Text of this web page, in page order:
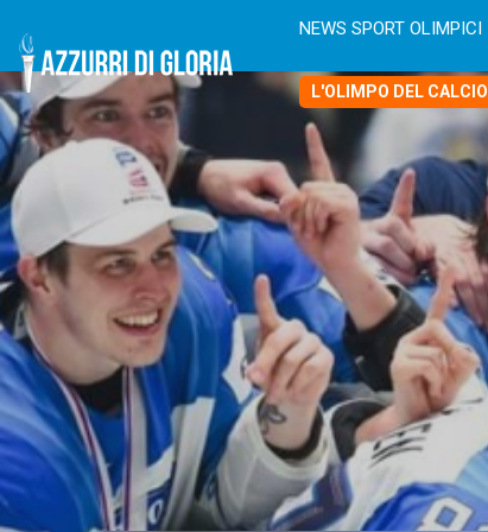
NEWS SPORT OLIMPICI
L'OLIMPO DEL CALCIO